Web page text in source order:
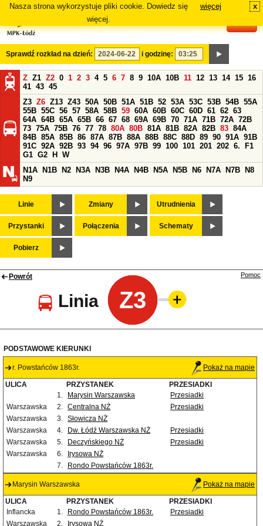
Nasza strona wykorzystuje pliki cookie. Dowiedz się
więcej.
więcej x
Sprawdź rozkład na dzień: i godzinę:
Z Z1 Z2 0 1 2 3 4 5 6 7 8 9 10A 10B 11 12 13 14 15 16
41 43 45
Z3 Z6 Z13 Z43 50A 50B 51A 51B 52 53A 53C 53B 54B 55A
55B 55C 56 57 58A 58B 59 60A 60B 60C 60D 61 62 63
64A 64B 65A 65B 66 67 68 69A 69B 70 71A 71B 72A 72B
73 75A 75B 76 77 78 80A 80B 81A 81B 82A 82B 83 84A
84B 85A 85B 86 87A 87B 88A 88B 88C 88D 89 90 91A 91B
91C 92A 92B 93 94 96 97A 97B 99 100 101 201 202 6.
F1
G1 G2 H
W
N1A
N1B N2 N3A N3B N4A N4B N5A N5B N6 N7A N7B
N8
N9
Linie Zmiany Utrudnienia
Przystanki Połączenia Schematy
Pobierz
Powrót
Linia Z3
Pomoc
PODSTAWOWE KIERUNKI
r. Powstańców 1863r. Pokaż na mapie
ULICA PRZYSTANEK
PRZESIADKI
1.
Marysin Warszawska
Przesiadki
Warszawska
2. Centralna NŻ
Przesiadki
Warszawska
3. Słowicza NŻ
Warszawska
4. Dw. Łódź Warszawska NŻ
Przesiadki
Warszawska
5. Deczyńskiego NŻ
Przesiadki
Warszawska
6.
Irysowa NŻ
7.
Rondo Powstańców 1863r.
Marysin Warszawska Pokaż na mapie
ULICA PRZYSTANEK
PRZESIADKI
Inflancka
1. Rondo Powstańców 1863r.
Przesiadki
Warszawska
2. Irysowa NŻ